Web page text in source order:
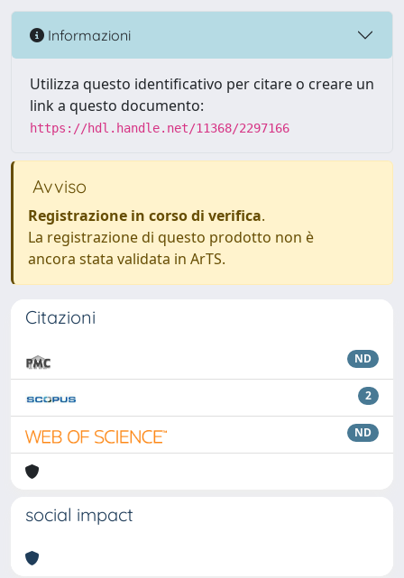
Informazioni
Utilizza questo identificativo per citare o creare un
link a questo documento:
https://hdl.handle.net/11368/2297166
Avviso
Registrazione in corso di verifica.
La registrazione di questo prodotto non è
ancora stata validata in ArTS.
Citazioni
ND
2
ND
social impact